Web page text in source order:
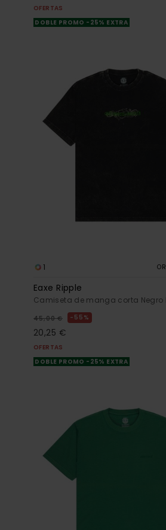
OFERTAS
DOBLE PROMO -25% EXTRA
1
Eaxe Ripple
Camiseta de manga corta Negro
45,00 € 55%
20,25 €
OFERTAS
DOBLE PROMO -25% EXTRA